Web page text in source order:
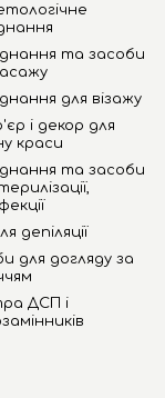
та засоби
для візажу
і декор для
краси
та засоби
депіляції
для догляду за
ДСП і